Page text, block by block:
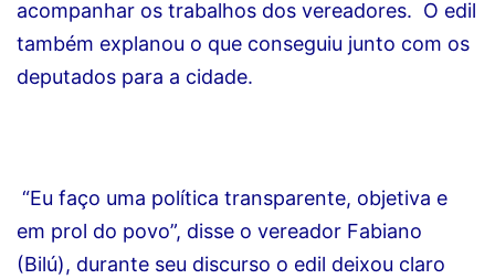
acompanhar os trabalhos dos vereadores. O edil
também explanou o que conseguiu junto com os
deputados para a cidade.
“Eu faço uma política transparente, objetiva e
em prol do povo”, disse o vereador Fabiano
(Bilú), durante seu discurso o edil deixou claro